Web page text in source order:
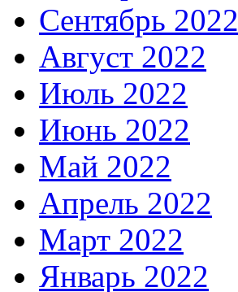
Сентябрь 2022
Август 2022
Июль 2022
Июнь 2022
Май 2022
Апрель 2022
Март 2022
Январь 2022